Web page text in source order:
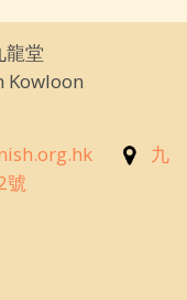
龍堂
Kowloon
九
號